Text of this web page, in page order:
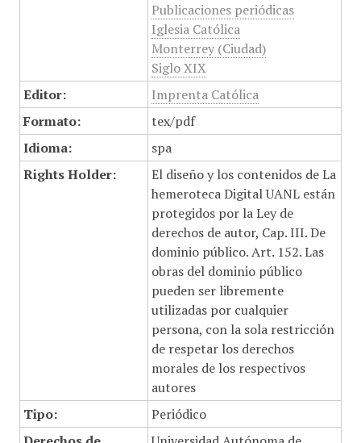
Publicaciones periódicas
Iglesia Católica
Monterrey (Ciudad)
Siglo XIX
Editor:
Imprenta Católica
Formato:
tex/pdf
Idioma:
spa
Rights Holder:
El diseño y los contenidos de La
hemeroteca Digital UANL están
protegidos por la Ley de
derechos de autor, Cap. III. De
dominio público. Art. 152. Las
obras del dominio público
pueden ser libremente
utilizadas por cualquier
persona, con la sola restricción
de respetar los derechos
morales de los respectivos
autores
Tipo:
Periódico